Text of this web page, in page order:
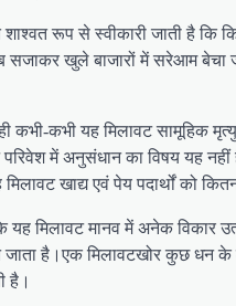
रूप से स्वीकारी जाती है कि
सजाकर खुले बाजारों में सरेआम
कभी-कभी यह मिलावट सामूहिक
में अनुसंधान का विषय यह
खाद्य एवं पेय पदार्थों को
यह मिलावट मानव में अनेक
है।एक मिलावटखोर कुछ धन
है।